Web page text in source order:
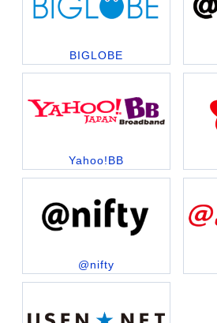
BIGLOBE
Yahoo!BB
@nifty